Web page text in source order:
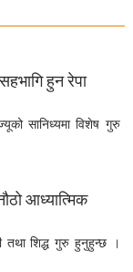
हुन रेपा
सानिध्यमा विशेष गुरु
आध्यात्मिक
तथा शिद्ध गुरु हुनुहुन्छ ।